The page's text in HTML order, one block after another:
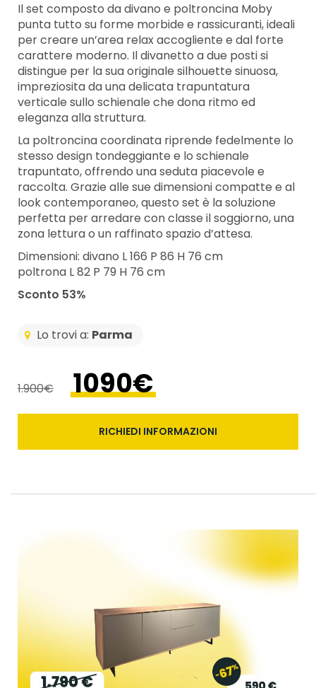
Il set composto da divano e poltroncina Moby
punta tutto su forme morbide e rassicuranti, ideali
per creare un’area relax accogliente e dal forte
carattere moderno. Il divanetto a due posti si
distingue per la sua originale silhouette sinuosa,
impreziosita da una delicata trapuntatura
verticale sullo schienale che dona ritmo ed
eleganza alla struttura.
La poltroncina coordinata riprende fedelmente lo
stesso design tondeggiante e lo schienale
trapuntato, offrendo una seduta piacevole e
raccolta. Grazie alle sue dimensioni compatte e al
look contemporaneo, questo set è la soluzione
perfetta per arredare con classe il soggiorno, una
zona lettura o un raffinato spazio d’attesa.
Dimensioni: divano L 166 P 86 H 76 cm
poltrona L 82 P 79 H 76 cm
Sconto 53%
Lo trovi a: Parma
1.900€ 1090€
RICHIEDI INFORMAZIONI